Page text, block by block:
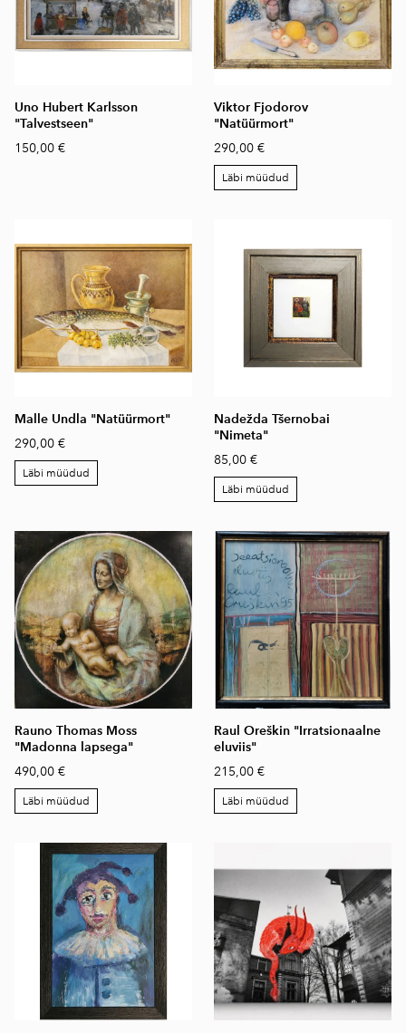
Uno Hubert Karlsson
"Talvestseen"
150,00 €
Viktor Fjodorov
"Natüürmort"
290,00 €
Läbi müüdud
Malle Undla "Natüürmort"
290,00 €
Läbi müüdud
Nadežda Tšernobai
"Nimeta"
85,00 €
Läbi müüdud
Rauno Thomas Moss
"Madonna lapsega"
490,00 €
Läbi müüdud
Raul Oreškin "Irratsionaalne
eluviis"
215,00 €
Läbi müüdud